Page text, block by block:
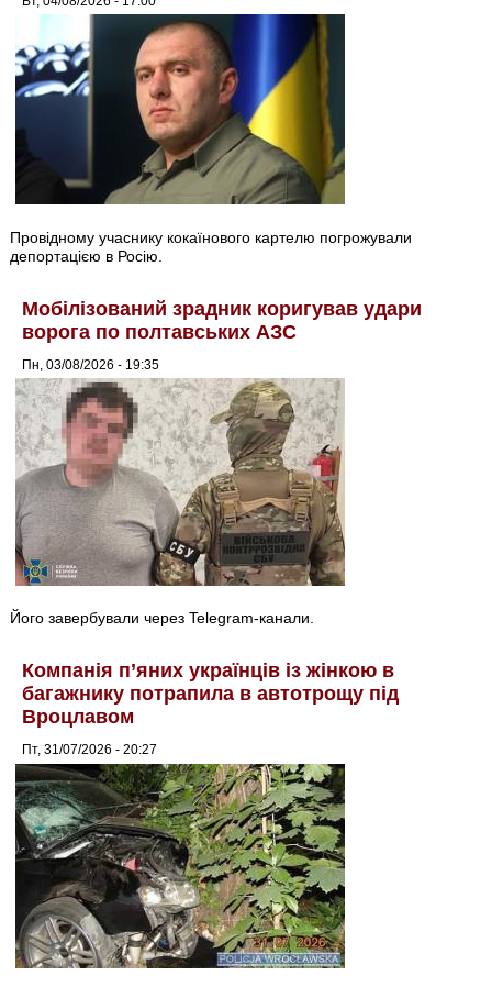
Провідному учаснику кокаїнового картелю погрожували
депортацією в Росію.
Мобілізований зрадник коригував удари
ворога по полтавських АЗС
Пн, 03/08/2026 - 19:35
Його завербували через Telegram-канали.
Компанія п’яних українців із жінкою в
багажнику потрапила в автотрощу під
Вроцлавом
Пт, 31/07/2026 - 20:27